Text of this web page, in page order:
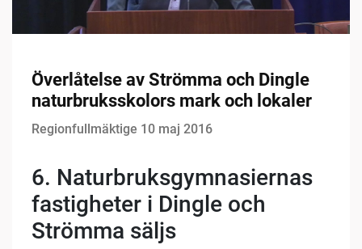
Överlåtelse av Strömma och Dingle
naturbruksskolors mark och lokaler
Regionfullmäktige 10 maj 2016
6. Naturbruksgymnasiernas
fastigheter i Dingle och
Strömma säljs